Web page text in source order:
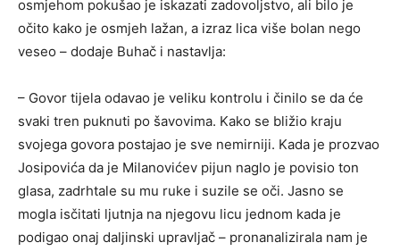
osmjehom pokušao je iskazati zadovoljstvo, ali bilo je
očito kako je osmjeh lažan, a izraz lica više bolan nego
veseo – dodaje Buhač i nastavlja:
– Govor tijela odavao je veliku kontrolu i činilo se da će
svaki tren puknuti po šavovima. Kako se bližio kraju
svojega govora postajao je sve nemirniji. Kada je prozvao
Josipovića da je Milanovićev pijun naglo je povisio ton
glasa, zadrhtale su mu ruke i suzile se oči. Jasno se
mogla isčitati ljutnja na njegovu licu jednom kada je
podigao onaj daljinski upravljač – pronanalizirala nam je